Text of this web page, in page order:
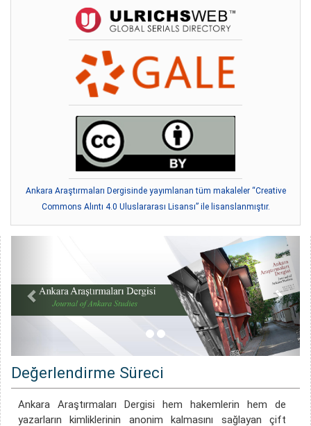
Ankara Araştırmaları Dergisinde yayımlanan tüm makaleler “Creative
Commons Alıntı 4.0 Uluslararası Lisansı” ile lisanslanmıştır.
Değerlendirme Süreci
Ankara Araştırmaları Dergisi hem hakemlerin hem de
yazarların kimliklerinin anonim kalmasını sağlayan çift